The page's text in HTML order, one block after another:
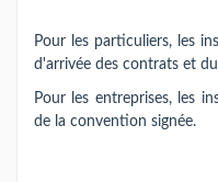
Pour les particuliers, les
d'arrivée des contrats et
Pour les entreprises, les
de la convention signée.